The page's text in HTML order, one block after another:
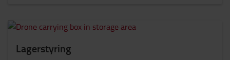
Lagerstyring